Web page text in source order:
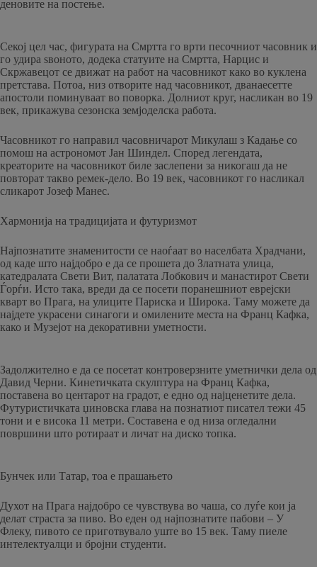
деновите на постење.
Секој цел час, фигурата на Смртта го врти песочниот часовник и
го удира ѕвоното, додека статуите на Смртта, Нарцис и
Скржавецот се движат на работ на часовникот како во куклена
претстава. Потоа, низ отворите над часовникот, дванаесетте
апостоли поминуваат во поворка. Долниот круг, насликан во 19
век, прикажува сезонска земјоделска работа.
Часовникот го направил часовничарот Микулаш з Кадање со
помош на астрономот Јан Шиндел. Според легендата,
креаторите на часовникот биле заслепени за никогаш да не
повторат такво ремек-дело. Во 19 век, часовникот го насликал
сликарот Јозеф Манес.
Хармонија на традицијата и футуризмот
Најпознатите знаменитости се наоѓаат во населбата Храдчани,
од каде што најдобро е да се прошета до Златната улица,
катедралата Свети Вит, палатата Лобкович и манастирот Свети
Ѓорѓи. Исто така, вреди да се посети поранешниот еврејски
кварт во Прага, на улиците Париска и Широка. Таму можете да
најдете украсени синагоги и омилените места на Франц Кафка,
како и Музејот на декоративни уметности.
Задолжително е да се посетат контроверзните уметнички дела од
Давид Черни. Кинетичката скулптура на Франц Кафка,
поставена во центарот на градот, е едно од најценетите дела.
Футуристичката џиновска глава на познатиот писател тежи 45
тони и е висока 11 метри. Составена е од низа огледални
површини што ротираат и личат на диско топка.
Бунчек или Татар, тоа е прашањето
Духот на Прага најдобро се чувствува во чаша, со луѓе кои ја
делат страста за пиво. Во еден од најпознатите пабови – У
Флеку, пивото се приготвувало уште во 15 век. Таму пиеле
интелектуалци и бројни студенти.